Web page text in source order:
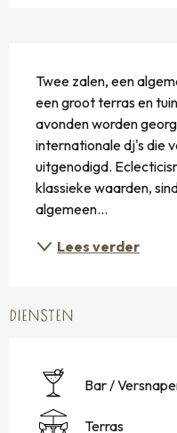
Twee zalen, een
een groot terras en
avonden worden
internationale dj's die
uitgenodigd.
klassieke waarden,
algemeen...
Lees verder
DIENSTEN
Bar /
Terras